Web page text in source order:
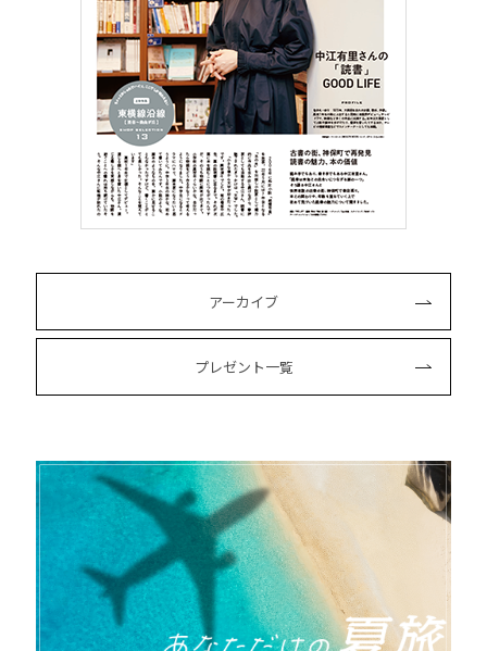
アーカイブ
プレゼント一覧